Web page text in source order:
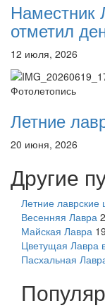
Наместник
отметил
12 июля, 2026
Фотолетопись
Летние
20 июня, 2026
Другие
Летние лаврские
Весенняя Лавра
Майская Лавра
Цветущая Лавра
Пасхальная